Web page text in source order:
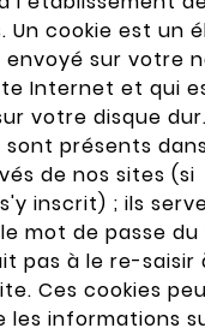
Un cookie est un
envoyé sur votre
Internet et qui
votre disque dur.
sont présents
de nos sites (si
inscrit) ; ils
mot de passe
pas à le re-saisir
Ces cookies
les informations